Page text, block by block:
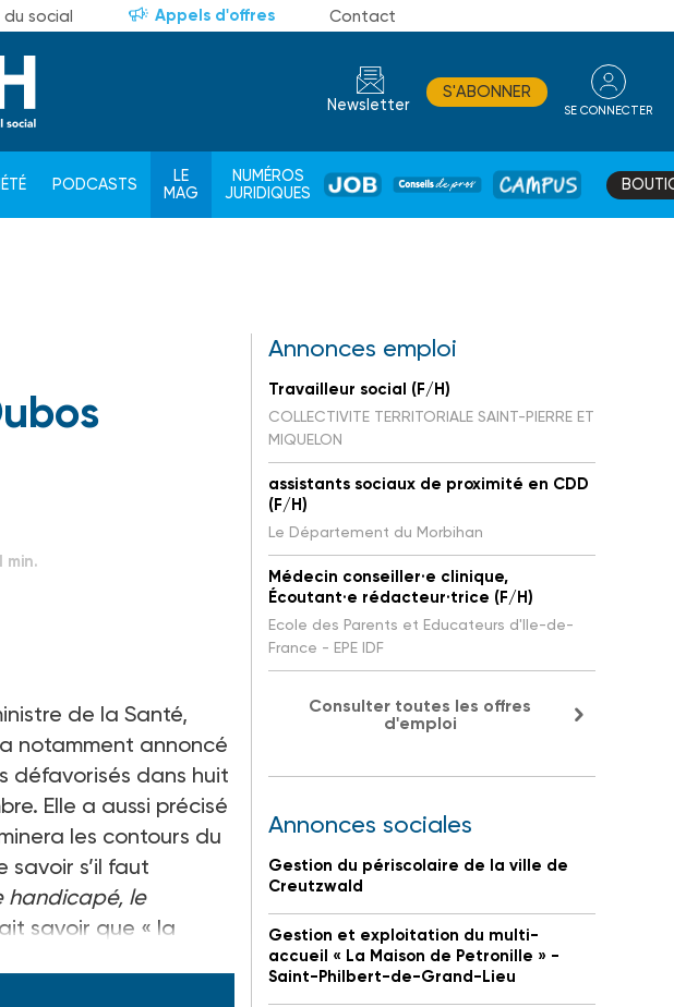
social Appels d'offres Contact
Newsletter
S'ABONNER
SE CONNECTER
PODCASTS
LE
MAG
NUMÉROS
JURIDIQUES
JOB
DE
CAMPUS
min.
de la Santé,
notamment annoncé
défavorisés dans huit
Elle a aussi précisé
les contours du
savoir s’il faut
handicapé, le
savoir que « la
Annonces emploi
Travailleur social (F/H)
COLLECTIVITE TERRITORIALE SAINT-PIERRE ET
MIQUELON
assistants sociaux de proximité en CDD
(F/H)
Le Département du Morbihan
Médecin conseiller·e clinique,
Écoutant·e rédacteur·trice (F/H)
Ecole des Parents et Educateurs d'Ile-de-
France - EPE IDF
Consulter toutes les offres
d'emploi
Annonces sociales
Gestion du périscolaire de la ville de
Creutzwald
Gestion et exploitation du multi-
accueil « La Maison de Petronille » -
Saint-Philbert-de-Grand-Lieu